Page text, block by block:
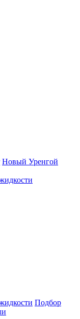
Новый Уренгой
Подбор